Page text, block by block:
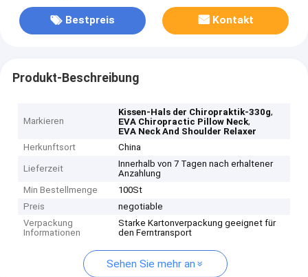
Bestpreis Kontakt
Produkt-Beschreibung
Markieren
Kissen-Hals der Chiropraktik-330g,
EVA Chiropractic Pillow Neck,
EVA Neck And Shoulder Relaxer
Herkunftsort
China
Lieferzeit
Innerhalb von 7 Tagen nach erhaltener
Anzahlung
Min Bestellmenge
100St
Preis
negotiable
Verpackung
Informationen
Starke Kartonverpackung geeignet für
den Ferntransport
Sehen Sie mehr an